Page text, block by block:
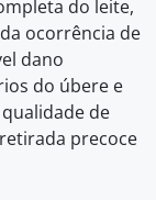
do leite,
ocorrência de
dano
do úbere e
de
precoce